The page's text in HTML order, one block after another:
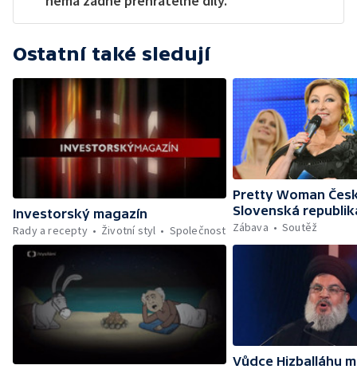
Ostatní také sledují
Investorský magazín
Rady a recepty
Životní styl Společnost
Pretty Woman
Slovenská
Zábava
Soutěž
Vůdce Hizballáhu